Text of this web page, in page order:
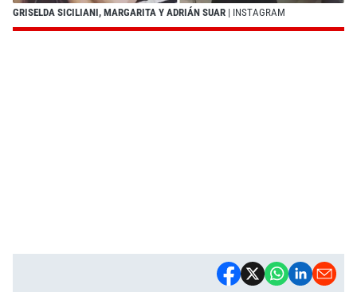
GRISELDA SICILIANI, MARGARITA Y ADRIÁN SUAR | INSTAGRAM